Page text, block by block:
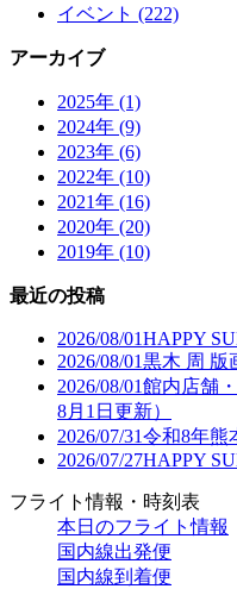
イベント (222)
アーカイブ
2025年 (1)
2024年 (9)
2023年 (6)
2022年 (10)
2021年 (16)
2020年 (20)
2019年 (10)
最近の投稿
2026/08/01HAPPY
2026/08/01黒木 周 版
2026/08/01館内店舗
8月1日更新）
2026/07/31令和8年熊
2026/07/27HAPPY
フライト情報・時刻表
本日のフライト情報
国内線出発便
国内線到着便